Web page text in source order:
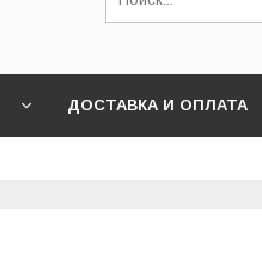
ДОСТАВКА И ОПЛАТА